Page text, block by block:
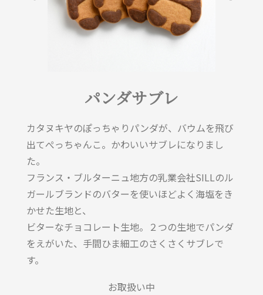
パンダサブレ
カタヌキヤのぽっちゃりパンダが、バウムを飛び
出てぺっちゃんこ。かわいいサブレになりまし
た。
フランス・ブルターニュ地方の乳業会社SILLのル
ガールブランドのバターを使いほどよく海塩をき
かせた生地と、
ビターなチョコレート生地。２つの生地でパンダ
をえがいた、手間ひま細工のさくさくサブレで
す。
お取扱い中